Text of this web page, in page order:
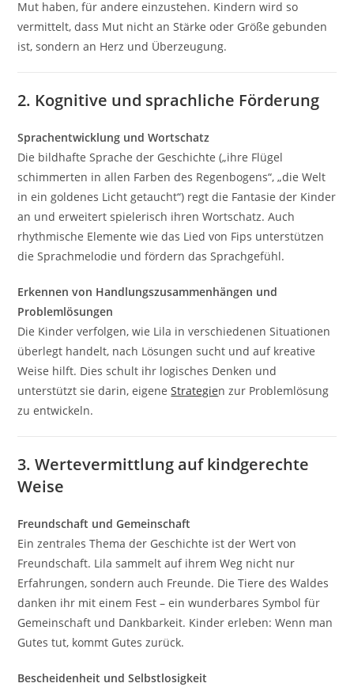
Mut haben, für andere einzustehen. Kindern wird so
vermittelt, dass Mut nicht an Stärke oder Größe gebunden
ist, sondern an Herz und Überzeugung.
2. Kognitive und sprachliche Förderung
Sprachentwicklung und Wortschatz
Die bildhafte Sprache der Geschichte („ihre Flügel
schimmerten in allen Farben des Regenbogens“, „die Welt
in ein goldenes Licht getaucht“) regt die Fantasie der Kinder
an und erweitert spielerisch ihren Wortschatz. Auch
rhythmische Elemente wie das Lied von Fips unterstützen
die Sprachmelodie und fördern das Sprachgefühl.
Erkennen von Handlungszusammenhängen und
Problemlösungen
Die Kinder verfolgen, wie Lila in verschiedenen Situationen
überlegt handelt, nach Lösungen sucht und auf kreative
Weise hilft. Dies schult ihr logisches Denken und
unterstützt sie darin, eigeneStrategien zur Problemlösung
zu entwickeln.
3. Wertevermittlung auf kindgerechte
Weise
Freundschaft und Gemeinschaft
Ein zentrales Thema der Geschichte ist der Wert von
Freundschaft. Lila sammelt auf ihrem Weg nicht nur
Erfahrungen, sondern auch Freunde. Die Tiere des Waldes
danken ihr mit einem Fest – ein wunderbares Symbol für
Gemeinschaft und Dankbarkeit. Kinder erleben: Wenn man
Gutes tut, kommt Gutes zurück.
Bescheidenheit und Selbstlosigkeit